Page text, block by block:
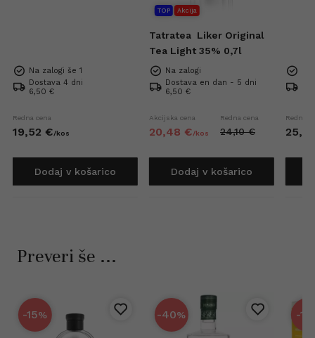
Na zalogi še 1
Dostava 4 dni
6,50 €
Redna cena
19,52 €/kos
Dodaj v košarico
TOP Akcija
Tatratea Liker Original
Tea Light 35% 0,7l
Na zalogi
Dostava en dan - 5 dni
6,50 €
Akcijska cena
20,48 €/kos
Redna cena
24,10 €
Dodaj v košarico
Redna
25,
Preveri še ...
-15% -40% -17